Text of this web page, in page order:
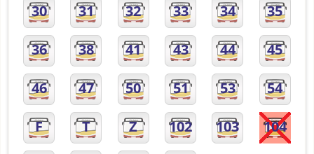
30 31 32 33 34 35
36 38 41 43 44 45
46 47 50 51 53 54
F T Z 102 103 104